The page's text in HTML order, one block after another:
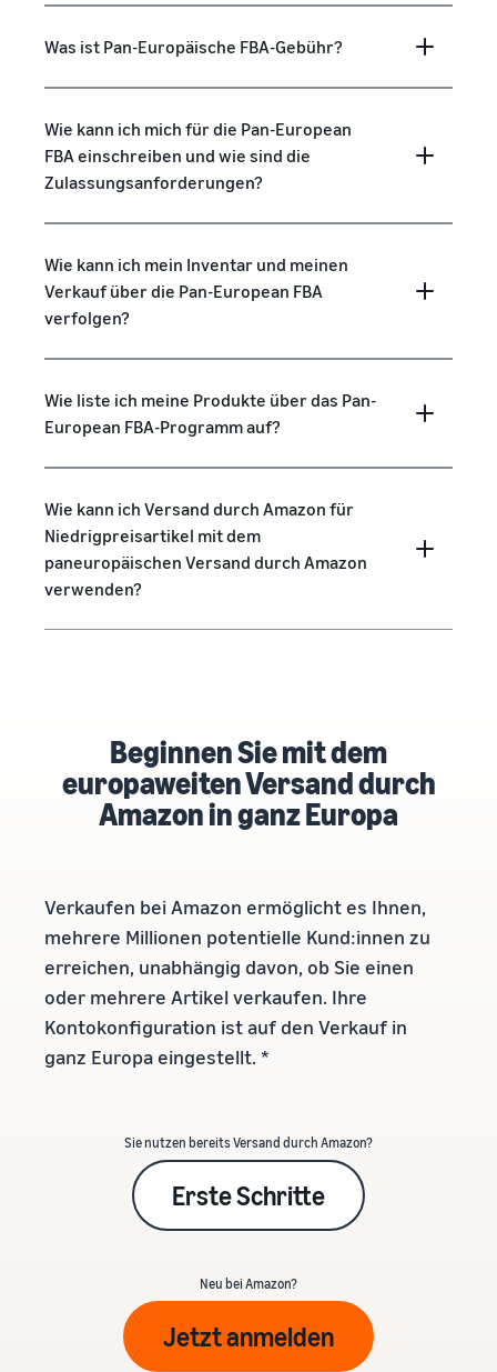
Was ist Pan-Europäische FBA-Gebühr?
Wie kann ich mich für die Pan-European
FBA einschreiben und wie sind die
Zulassungsanforderungen?
Wie kann ich mein Inventar und meinen
Verkauf über die Pan-European FBA
verfolgen?
Wie liste ich meine Produkte über das Pan-
European FBA-Programm auf?
Wie kann ich Versand durch Amazon für
Niedrigpreisartikel mit dem
paneuropäischen Versand durch Amazon
verwenden?
Beginnen Sie mit dem
europaweiten Versand durch
Amazon in ganz Europa
Verkaufen bei Amazon ermöglicht es Ihnen,
mehrere Millionen potentielle Kund:innen zu
erreichen, unabhängig davon, ob Sie einen
oder mehrere Artikel verkaufen. Ihre
Kontokonfiguration ist auf den Verkauf in
ganz Europa eingestellt. *
Sie nutzen bereits Versand durch Amazon?
Erste Schritte
Neu bei Amazon?
Jetzt anmelden